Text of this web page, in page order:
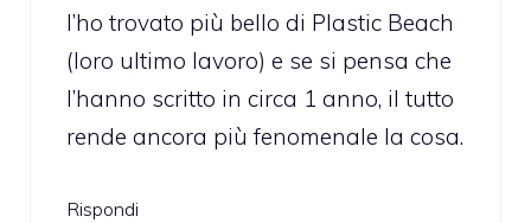
l’ho trovato più bello di Plastic Beach
(loro ultimo lavoro) e se si pensa che
l’hanno scritto in circa 1 anno, il tutto
rende ancora più fenomenale la cosa.
Rispondi